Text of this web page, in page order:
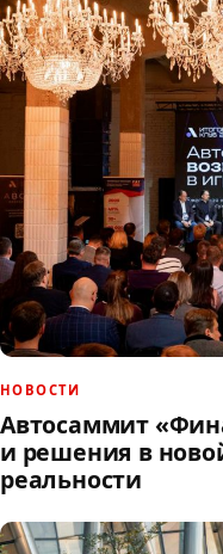
НОВОСТИ
Автосаммит
и решения в
реальности